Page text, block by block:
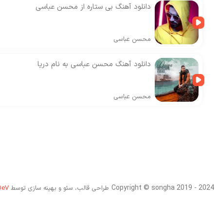
دانلود آهنگ بی ستاره از محسن عباسی
محسن عباسی
دانلود آهنگ محسن عباسی به نام دریا
محسن عباسی
Copyright © songha 2019 - 2024 طراحی قالب، سئو و بهینه سازی توسط